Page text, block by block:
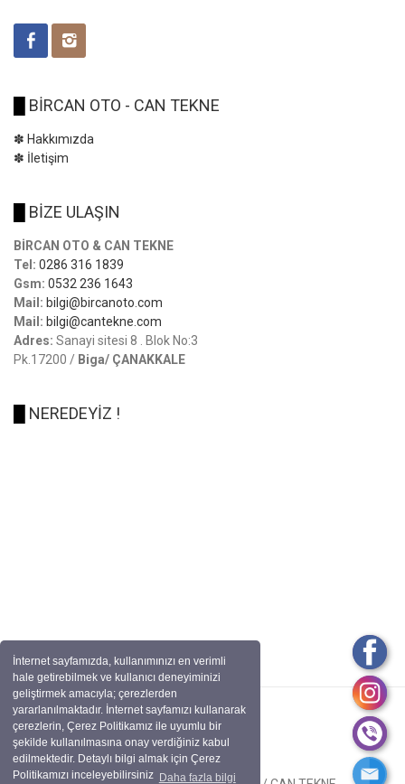
İnternet sayfamızda, kullanımınızı en verimli
hale getirebilmek ve kullanıcı deneyiminizi
geliştirmek amacıyla; çerezlerden
yararlanılmaktadır. İnternet sayfamızı kullanarak
çerezlerin, Çerez Politikamız ile uyumlu bir
şekilde kullanılmasına onay verdiğiniz kabul
edilmektedir. Detaylı bilgi almak için Çerez
Politikamızı inceleyebilirsiniz Daha fazla bilgi
BİRCAN OTO - CAN TEKNE
✽ Hakkımızda
✽ İletişim
BİZE ULAŞIN
BİRCAN OTO & CAN TEKNE
Tel: 0286 316 1839
Gsm: 0532 236 1643
Mail: bilgi@bircanoto.com
Mail: bilgi@cantekne.com
Adres: Sanayi sitesi 8 . Blok No:3
Pk.17200 / Biga/ ÇANAKKALE
NEREDEYİZ !